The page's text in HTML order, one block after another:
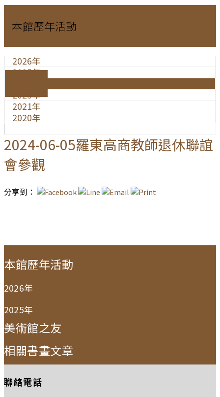
本館歷年活動
2026年
2025年
2023年
2021年
2020年
2024-06-05羅東高商教師退休聯誼
會參觀
分享到：
本館歷年活動
2026年
2025年
美術館之友
相關書畫文章
聯絡電話